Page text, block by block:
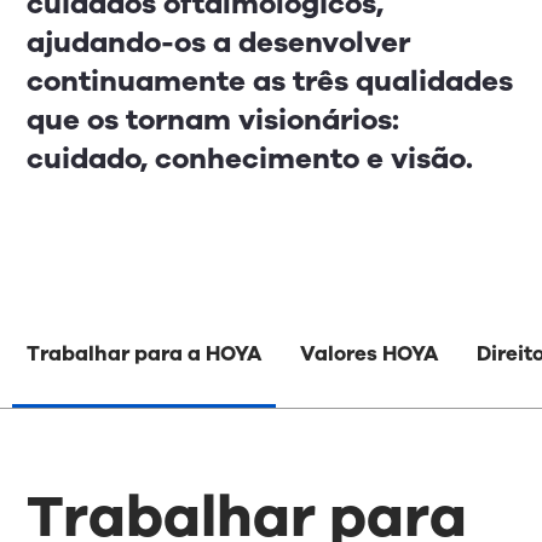
ajudando-os a desenvolver
continuamente as três qualidades
que os tornam visionários:
cuidado, conhecimento e visão.
Trabalhar para a HOYA Valores HOYA
Trabalhar para